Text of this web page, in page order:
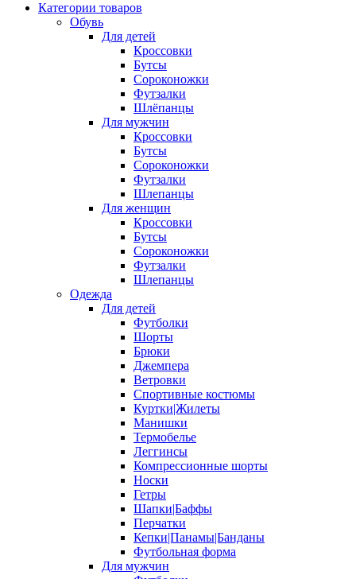
Категории товаров
Обувь
Для детей
Кроссовки
Бутсы
Сороконожки
Футзалки
Шлёпанцы
Для мужчин
Кроссовки
Бутсы
Сороконожки
Футзалки
Шлепанцы
Для женщин
Кроссовки
Бутсы
Сороконожки
Футзалки
Шлепанцы
Одежда
Для детей
Футболки
Шорты
Брюки
Джемпера
Ветровки
Спортивные костюмы
Куртки|Жилеты
Манишки
Термобелье
Леггинсы
Компрессионные шорты
Носки
Гетры
Шапки|Баффы
Перчатки
Кепки|Панамы|Банданы
Футбольная форма
Для мужчин